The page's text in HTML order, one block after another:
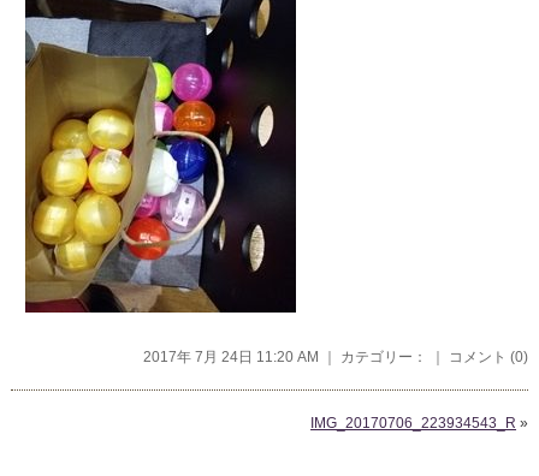
2017年 7月 24日 11:20 AM ｜ カテゴリー： ｜ コメント (0)
IMG_20170706_223934543_R »